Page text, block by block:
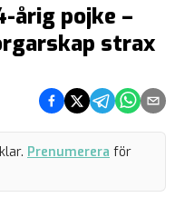
årig pojke –
strax
Dela på Facebook
Dela på Twitter
Dela påDela på
Dela
Prenumerera för